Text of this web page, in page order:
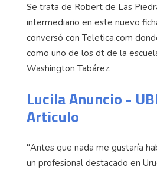
Se trata de Robert de Las
intermediario en este nuevo
conversó con Teletica.com
como uno de los dt de la
Washington Tabárez.
Lucila Anuncio -
Articulo
"Antes que nada me gustaría
un profesional destacado en